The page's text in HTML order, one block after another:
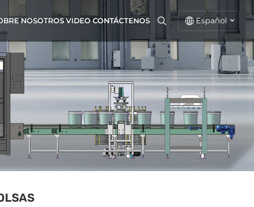
NOSOTROS VIDEO CONTÁCTENOS Español
English
русский